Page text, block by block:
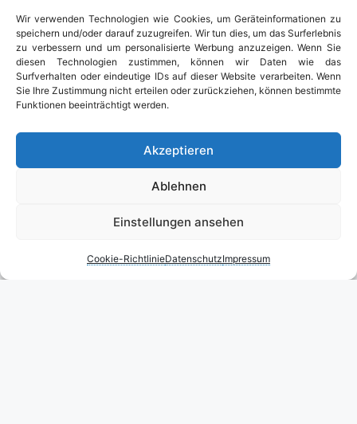
Wir verwenden Technologien wie Cookies, um Geräteinformationen zu
speichern und/oder darauf zuzugreifen. Wir tun dies, um das Surferlebnis
zu verbessern und um personalisierte Werbung anzuzeigen. Wenn Sie
diesen Technologien zustimmen, können wir Daten wie das
Surfverhalten oder eindeutige IDs auf dieser Website verarbeiten. Wenn
Sie Ihre Zustimmung nicht erteilen oder zurückziehen, können bestimmte
Funktionen beeinträchtigt werden.
Akzeptieren
Ablehnen
Einstellungen ansehen
Cookie-RichtlinieDatenschutzImpressum